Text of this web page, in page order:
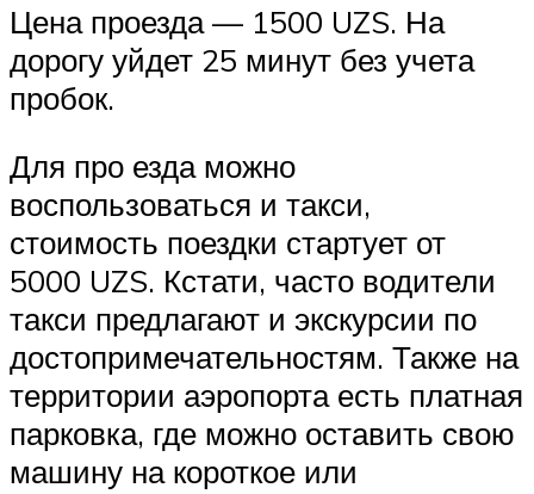
Цена проезда — 1500 UZS. На
дорогу уйдет 25 минут без учета
пробок.
Для про езда можно
воспользоваться и такси,
стоимость поездки стартует от
5000 UZS. Кстати, часто водители
такси предлагают и экскурсии по
достопримечательностям. Также на
территории аэропорта есть платная
парковка, где можно оставить свою
машину на короткое или